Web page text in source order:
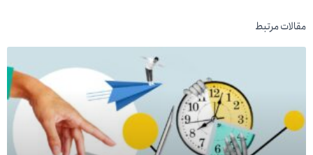
مقالات مرتبط